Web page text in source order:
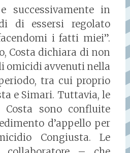
successivamente in
di essersi regolato
i fatti miei”.
Costa dichiara di non
omicidi avvenuti nella
tra cui proprio
e Simari. Tuttavia, le
sono confluite
d’appello per
Congiusta. Le